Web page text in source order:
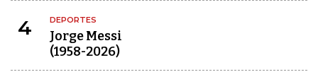
4 DEPORTES
Jorge Messi
(1958-2026)